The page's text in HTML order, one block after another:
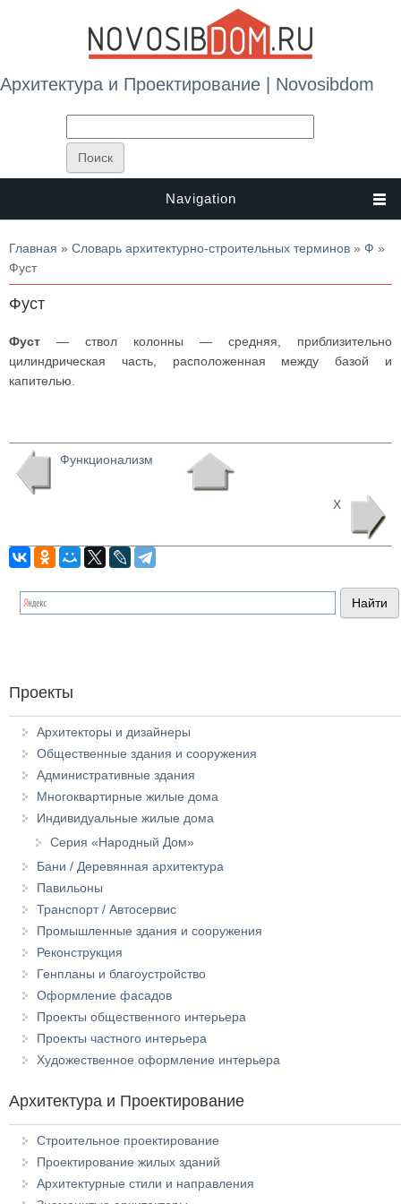
Архитектура и Проектирование | Novosibdom
Navigation
Вы здесь
Главная » Словарь архитектурно-строительных терминов » Ф »
Фуст
Фуст
Фуст — ствол колонны — средняя, приблизительно
цилиндрическая часть, расположенная между базой и
капителью.
Функционализм
Х
Проекты
Архитекторы и дизайнеры
Общественные здания и сооружения
Административные здания
Многоквартирные жилые дома
Индивидуальные жилые дома
Серия «Народный Дом»
Бани / Деревянная архитектура
Павильоны
Транспорт / Автосервис
Промышленные здания и сооружения
Реконструкция
Генпланы и благоустройство
Оформление фасадов
Проекты общественного интерьера
Проекты частного интерьера
Художественное оформление интерьера
Архитектура и Проектирование
Строительное проектирование
Проектирование жилых зданий
Архитектурные стили и направления